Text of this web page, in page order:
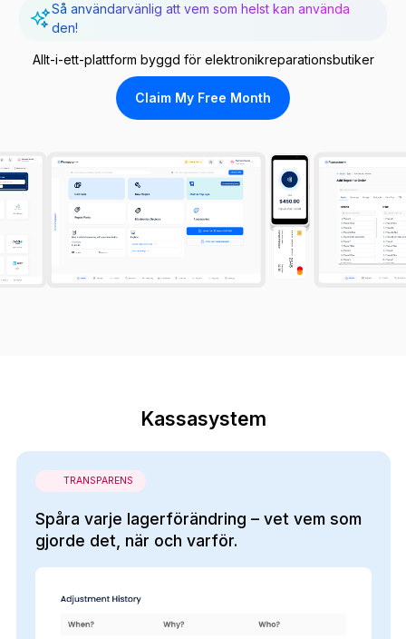
Så användarvänlig att vem som helst kan använda
den!
Allt-i-ett-plattform byggd för elektronikreparationsbutiker
Claim My Free Month
Kassasystem
TRANSPARENS
Spåra varje lagerförändring – vet vem som
gjorde det, när och varför.